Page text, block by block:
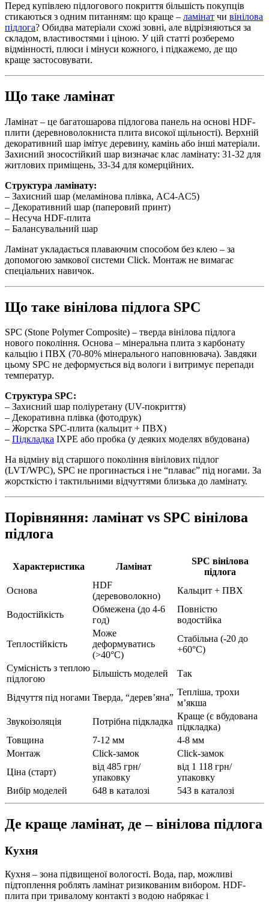
Перед купівлею підлогового покриття більшість покупців
стикаються з одним питанням: що краще – ламінат чи вінілова
підлога? Обидва матеріали схожі зовні, але відрізняються за
складом, властивостями і ціною. У цій статті розберемо
відмінності, плюси і мінуси кожного, і підкажемо, де що
краще застосовувати.
Що таке ламінат
Ламінат – це багатошарова підлогова панель на основі HDF-
плити (деревноволокниста плита високої щільності). Верхній
декоративний шар імітує деревину, камінь або інші матеріали.
Захисний зносостійкий шар визначає клас ламінату: 31-32 для
житлових приміщень, 33-34 для комерційних.
Структура ламінату:
– Захисний шар (меламінова плівка, AC4-AC5)
– Декоративний шар (паперовий принт)
– Несуча HDF-плита
– Балансувальний шар
Ламінат укладається плаваючим способом без клею – за
допомогою замкової системи Click. Монтаж не вимагає
спеціальних навичок.
Що таке вінілова підлога SPC
SPC (Stone Polymer Composite) – тверда вінілова підлога
нового покоління. Основа – мінеральна плита з карбонату
кальцію і ПВХ (70-80% мінерального наповнювача). Завдяки
цьому SPC не деформується від вологи і витримує перепади
температур.
Структура SPC:
– Захисний шар поліуретану (UV-покриття)
– Декоративна плівка (фотодрук)
– Жорстка SPC-плита (кальцит + ПВХ)
– Підкладка IXPE або пробка (у деяких моделях вбудована)
На відміну від старшого покоління вінілових підлог
(LVT/WPC), SPC не прогинається і не “плаває” під ногами. За
жорсткістю і тактильними відчуттями близька до ламінату.
Порівняння: ламінат vs SPC вінілова
підлога
Характеристика Ламінат
SPC вінілова
підлога
Основа
HDF
(деревоволокно)
Кальцит + ПВХ
Водостійкість
Обмежена (до 4-6
год)
Повністю
водостійка
Теплостійкість
Може
деформуватись
(>40°C)
Стабільна (-20 до
+60°C)
Сумісність з теплою
підлогою
Більшість моделей Так
Відчуття під ногами Тверда, “дерев’яна”
Тепліша, трохи
м’якша
Звукоізоляція
Потрібна підкладка
Краще (є вбудована
підкладка)
Товщина
7-12 мм
4-8 мм
Монтаж
Click-замок
Click-замок
Ціна (старт)
від 485 грн/
упаковку
від 1 118 грн/
упаковку
Вибір моделей
648 в каталозі 543 в каталозі
Де краще ламінат, де – вінілова підлога
Кухня
Кухня – зона підвищеної вологості. Вода, пар, можливі
підтоплення роблять ламінат ризикованим вибором. HDF-
плита при тривалому контакті з водою набрякає і